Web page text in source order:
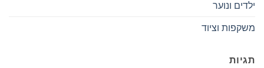
ילדים ונוער
משקפות וציוד
תגיות